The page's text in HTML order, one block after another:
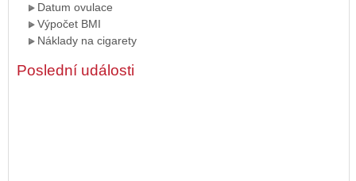
Datum ovulace
Výpočet BMI
Náklady na cigarety
Poslední události